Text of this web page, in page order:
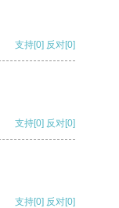
支持[0] 反对[0]
支持[0] 反对[0]
支持[0] 反对[0]